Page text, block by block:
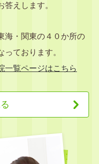
えします。
海・関東の４０か所の
ております。
一覧ページはこちら